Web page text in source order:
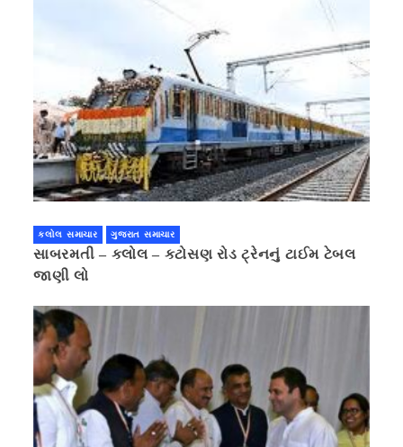
કલોલ સમાચાર ગુજરાત સમાચાર
સાબરમતી – કલોલ – કટોસણ રોડ ટ્રેનનું ટાઈમ ટેબલ
જાણી લો